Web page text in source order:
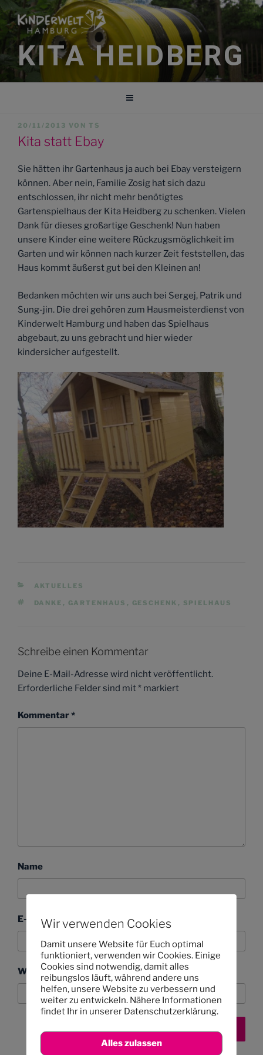
Zum
Inhalt
springen
KITA HEIDBERG
VERÖFFENTLICHT
AM
20/11/2013 VON TS
Kita statt Ebay
Sie hätten ihr Gartenhaus ja auch bei Ebay versteigern
können. Aber nein, Familie Zosig hat sich dazu
entschlossen, ihr nicht mehr benötigtes
Gartenspielhaus der Kita Heidberg zu schenken. Vielen
Dank für dieses großartige Geschenk! Nun haben
unsere Kinder eine weitere Rückzugsmöglichkeit im
Garten und wir können nach kurzer Zeit feststellen, das
Haus kommt äußerst gut bei den Kleinen an!
Bedanken möchten wir uns auch bei Sergej, Patrik und
Sung-jin. Die drei gehören zum Hausmeisterdienst von
Kinderwelt Hamburg und haben das Spielhaus
abgebaut, zu uns gebracht und hier wieder
kindersicher aufgestellt.
KATEGORIEN
AKTUELLES
SCHLAGWÖRTER
DANKE , GARTENHAUS , GESCHENK , SPIELHAUS
Schreibe einen Kommentar
Deine E-Mail-Adresse wird nicht veröffentlicht.
Erforderliche Felder sind mit* markiert
Kommentar*
Name
E-Mail-Adresse
Website
Wir verwenden Cookies
Damit unsere Website für Euch optimal
funktioniert, verwenden wir Cookies. Einige
Cookies sind notwendig, damit alles
reibungslos läuft, während andere uns
helfen, unsere Website zu verbessern und
weiter zu entwickeln. Nähere Informationen
findet Ihr in unserer Datenschutzerklärung.
Alles zulassen